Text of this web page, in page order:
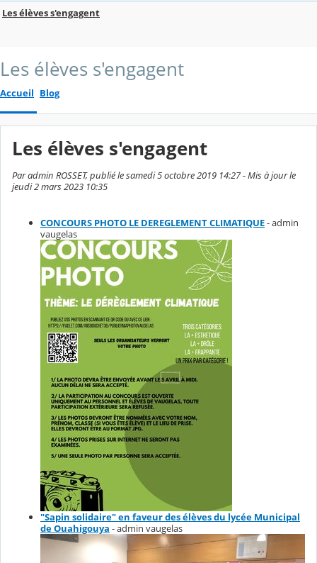
Les élèves s'engagent
Les élèves s'engagent
Accueil Blog
Les élèves s'engagent
Par admin ROSSET, publié le samedi 5 octobre 2019 14:27 - Mis à jour le
jeudi 2 mars 2023 10:35
CONCOURS PHOTO LE DEREGLEMENT CLIMATIQUE- admin
vaugelas
"Sapin solidaire" en faveur des élèves du lycée Municipal
de Ouahigouya - admin vaugelas